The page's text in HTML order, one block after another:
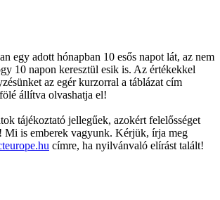
egy adott hónapban 10 esős napot lát, az nem
10 napon keresztül esik is. Az értékekkel
az egér kurzorral a táblázat cím
állítva olvashatja el!
tájékoztató jellegűek, azokért felelősséget
Mi is emberek vagyunk. Kérjük, írja meg
címre, ha nyilvánvaló elírást talált!